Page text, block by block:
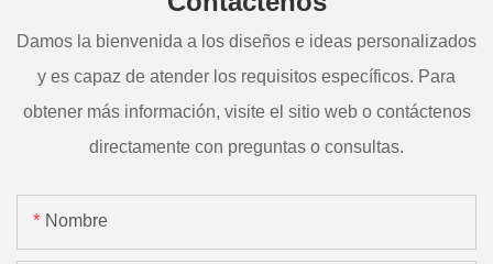
Damos la bienvenida a los diseños e ideas personalizados
y es capaz de atender los requisitos específicos. Para
obtener más información, visite el sitio web o contáctenos
directamente con preguntas o consultas.
Nombre